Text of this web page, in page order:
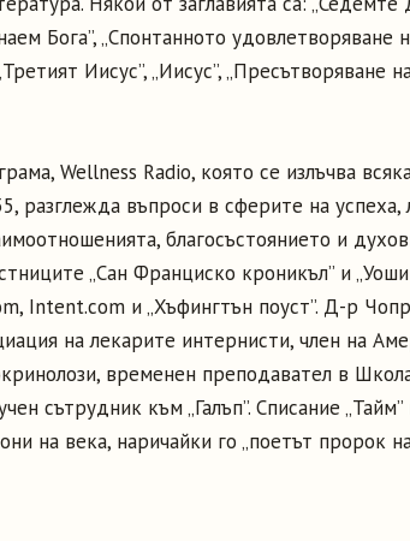
Бога”, „Спонтанното удовлетворяване
Иисус”, „Иисус”, „Пресътворяване
Wellness Radio, която се излъчва
разглежда въпроси в сферите на успеха,
благосъстоянието и
„Сан Франциско кроникъл” и
Intent.com и „Хъфингтън поуст”. Д-р
на лекарите интернисти, член на
временен преподавател в
сътрудник към „Галъп”. Списание
на века, наричайки го „поетът пророк